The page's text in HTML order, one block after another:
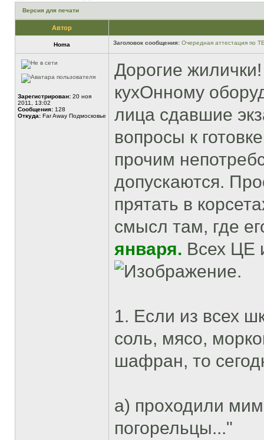
Версия для печати
Автор
Homa Заголовок сообщения: Очередная аттестация по
Зарегистрирован: 20 ноя
2011, 13:02
Сообщения: 128
Откуда: Far Away Подмосковье
Дорогие
кухОнному
лица сдавшие
вопросы к
прочим
допускаются.
прятать в
смысл там, где
января. Всех ЦЕ
.
1. Если из всех
соль, мясо,
шафран, то
а) проходили
погорельцы..."